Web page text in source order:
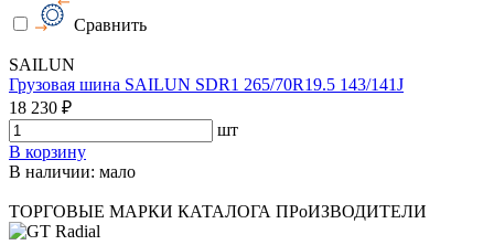
Сравнить
SAILUN
Грузовая шина SAILUN SDR1 265/70R19.5 143/141J
18 230 ₽
шт
В корзину
В наличии: мало
ТОРГОВЫЕ МАРКИ КАТАЛОГА ПРоИЗВОДИТЕЛИ